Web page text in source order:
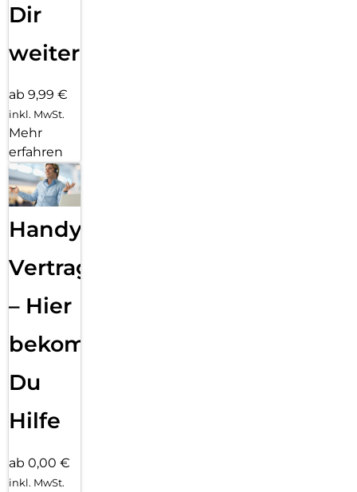
Dir
weiter
ab 9,99 €
inkl. MwSt.
Mehr
erfahren
Handy
Vertragsabwicklung
– Hier
bekommst
Du
Hilfe
ab 0,00 €
inkl. MwSt.